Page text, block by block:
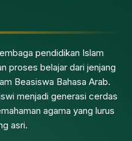
pendidikan Islam
proses belajar dari jenjang
Beasiswa Bahasa Arab.
menjadi generasi cerdas
agama yang lurus
asri.